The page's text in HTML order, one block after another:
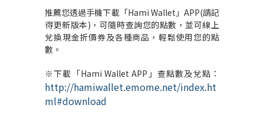
推薦您透過手機下載「Hami Wallet」APP(請記
得更新版本)，可隨時查詢您的點數，並可線上
兌換現金折價券及各種商品，輕鬆使用您的點
數。
※下載「Hami Wallet APP」查點數及兌點：
http://hamiwallet.emome.net/index.ht
ml#download